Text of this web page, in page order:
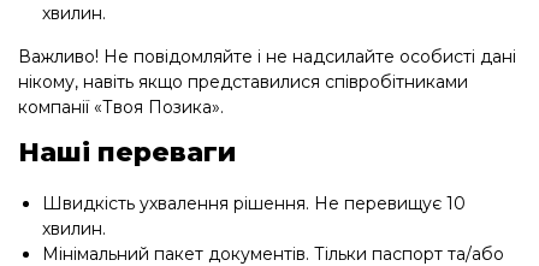
хвилин.
Важливо! Не повідомляйте і не надсилайте особисті дані
нікому, навіть якщо представилися співробітниками
компанії «Твоя Позика».
Наші переваги
Швидкість ухвалення рішення. Не перевищує 10
хвилин.
Мінімальний пакет документів. Тільки паспорт та/або